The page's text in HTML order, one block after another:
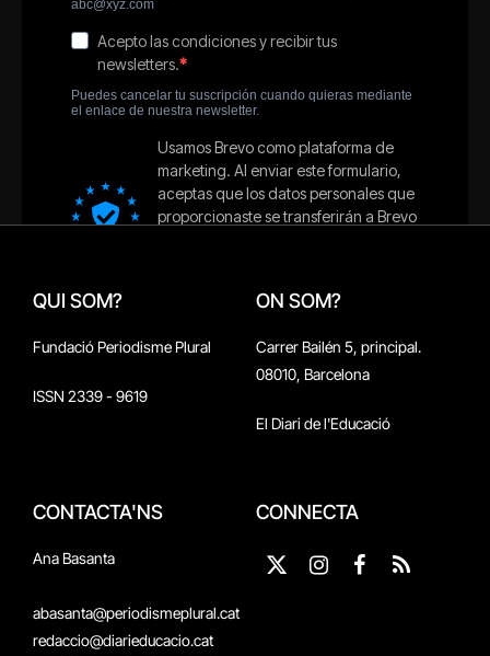
QUI SOM?
Fundació Periodisme Plural
ISSN 2339 - 9619
ON SOM?
Carrer Bailén 5, principal.
08010, Barcelona
El Diari de l'Educació
CONTACTA'NS
Ana Basanta
abasanta@periodismeplural.cat
redaccio@diarieducacio.cat
CONNECTA
X
Instagram
Facebook
RSS